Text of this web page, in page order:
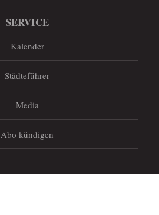
SERVICE
Kalender
Städteführer
Media
Abo kündigen